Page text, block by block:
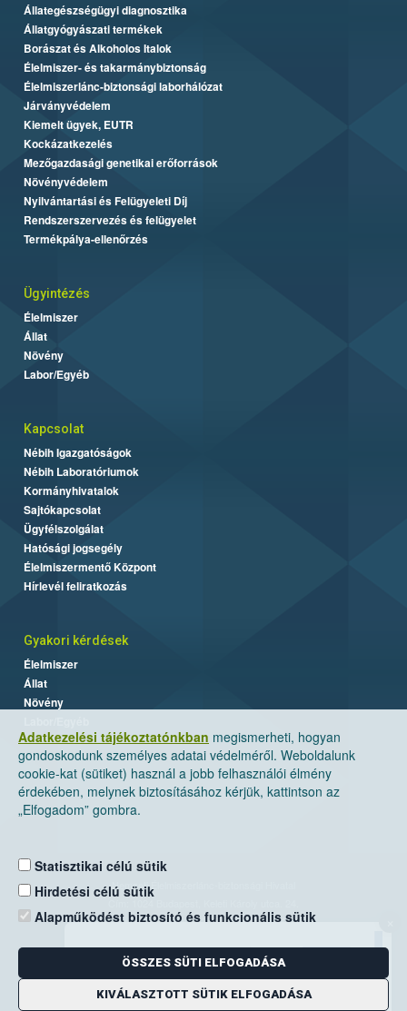
Adatkezelési tájékoztatónkban megismerheti, hogyan
gondoskodunk személyes adatai védelméről. Weboldalunk
cookie-kat (sütiket) használ a jobb felhasználói élmény
érdekében, melynek biztosításához kérjük, kattintson az
„Elfogadom” gombra.
Statisztikai célú sütik
Hirdetési célú sütik
Alapműködést biztosító és funkcionális sütik
ÖSSZES SÜTI ELFOGADÁSA
KIVÁLASZTOTT SÜTIK ELFOGADÁSA
Állategészségügyi diagnosztika
Állatgyógyászati termékek
Borászat és Alkoholos Italok
Élelmiszer- és takarmánybiztonság
Élelmiszerlánc-biztonsági laborhálózat
Járványvédelem
Kiemelt ügyek, EUTR
Kockázatkezelés
Mezőgazdasági genetikai erőforrások
Növényvédelem
Nyilvántartási és Felügyeleti Díj
Rendszerszervezés és felügyelet
Termékpálya-ellenőrzés
Ügyintézés
Élelmiszer
Állat
Növény
Labor/Egyéb
Kapcsolat
Nébih Igazgatóságok
Nébih Laboratóriumok
Kormányhivatalok
Sajtókapcsolat
Ügyfélszolgálat
Hatósági jogsegély
Élelmiszermentő Központ
Hírlevél feliratkozás
Gyakori kérdések
Élelmiszer
Állat
Növény
Nemzeti Élelmiszerlánc-biztonsági Hivatal
Levelezési cím: 1525 Budapest. Pf. 30.
E-mail:ugyfelszolgalat@nebih.gov.hu
Zöld szám: 06-80/263-244
Telefon: 06-1/ 336-9000